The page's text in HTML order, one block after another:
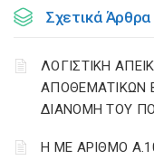
Σχετικά Άρθρα
ΛΟΓΙΣΤΙΚΗ
ΑΠΟΘΕΜΑΤΙΚΩΝ
ΔΙΑΝΟΜΗ ΤΟΥ
Η ΜΕ ΑΡΙΘΜΟ